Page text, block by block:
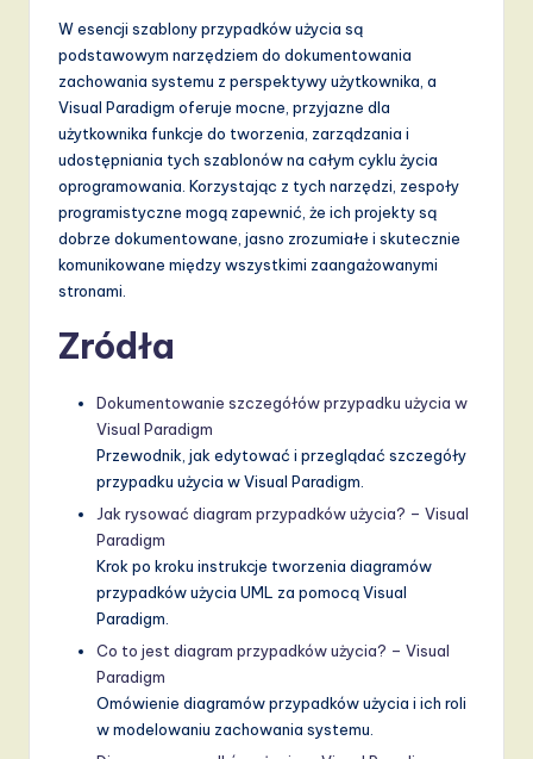
W esencji szablony przypadków użycia są
podstawowym narzędziem do dokumentowania
zachowania systemu z perspektywy użytkownika, a
Visual Paradigm oferuje mocne, przyjazne dla
użytkownika funkcje do tworzenia, zarządzania i
udostępniania tych szablonów na całym cyklu życia
oprogramowania. Korzystając z tych narzędzi, zespoły
programistyczne mogą zapewnić, że ich projekty są
dobrze dokumentowane, jasno zrozumiałe i skutecznie
komunikowane między wszystkimi zaangażowanymi
stronami.
Zródła
Dokumentowanie szczegółów przypadku użycia w
Visual Paradigm
Przewodnik, jak edytować i przeglądać szczegóły
przypadku użycia w Visual Paradigm.
Jak rysować diagram przypadków użycia? – Visual
Paradigm
Krok po kroku instrukcje tworzenia diagramów
przypadków użycia UML za pomocą Visual
Paradigm.
Co to jest diagram przypadków użycia? – Visual
Paradigm
Omówienie diagramów przypadków użycia i ich roli
w modelowaniu zachowania systemu.